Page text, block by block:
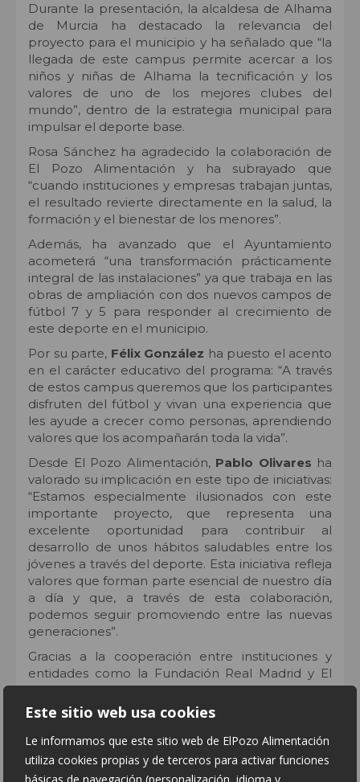
Este sitio web usa cookies
Le informamos que este sitio web de ElPozo Alimentación
utiliza cookies propias y de terceros para activar funciones
básicas de navegación (personalización, idioma y
Durante la presentación, la alcaldesa de Alhama
de Murcia ha destacado la relevancia del
proyecto para el municipio y ha señalado que “la
llegada de este campus permite acercar a los
niños y niñas de Alhama la tecnificación y los
valores de uno de los mejores clubes del
mundo”, dentro de la estrategia municipal para
impulsar el deporte base.
Rosa Sánchez ha agradecido la colaboración de
El Pozo Alimentación y ha subrayado que
“cuando instituciones y empresas trabajan juntas,
el resultado revierte directamente en la salud, la
formación y el bienestar de los menores”.
Además, ha avanzado que el Ayuntamiento
acometerá “una transformación prácticamente
integral de las instalaciones” ya que trabaja en las
obras de ampliación con dos nuevos campos de
fútbol 7 y 5 para responder al crecimiento de
este deporte en el municipio.
Por su parte, Félix González ha puesto el acento
en el carácter educativo del programa: “A través
de estos campus queremos que los participantes
disfruten del fútbol y vivan una experiencia que
les ayude a crecer como personas, aprendiendo
valores que los acompañarán toda la vida”.
Desde El Pozo Alimentación, Pablo Olivares ha
valorado su implicación en este tipo de iniciativas:
“Estamos especialmente ilusionados con este
importante proyecto, que representa una
excelente oportunidad para contribuir al
desarrollo de unos hábitos saludables entre los
jóvenes a través del deporte. Esta iniciativa refleja
valores que forman parte esencial de nuestro día
a día y que, a través de esta colaboración,
podemos seguir promoviendo entre las nuevas
generaciones”.
Gracias a la cooperación entre instituciones y
entidades como la Fundación Real Madrid y El
Pozo Alimentación, Alhama de Murcia suma una
propuesta que une deporte, educación y
una experiencia enriquecedora durante el
verano.